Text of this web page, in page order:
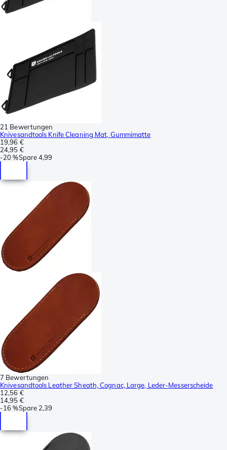
21 Bewertungen
Knivesandtools Knife Cleaning Mat, Gummimatte
19,96 €
24,95 €
-20 %Spare4,99
7 Bewertungen
Knivesandtools Leather Sheath, Cognac, Large, Leder-Messerscheide
12,56 €
14,95 €
-16 %Spare 2,39